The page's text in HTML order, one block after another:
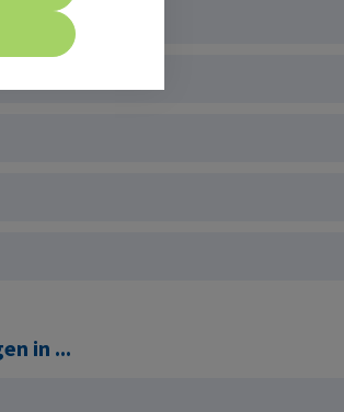
in ...